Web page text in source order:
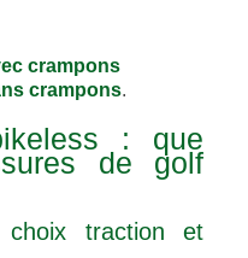
crampons
crampons.
: que
de golf
traction et